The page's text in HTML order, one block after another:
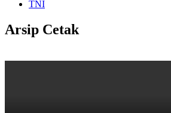
TNI
Arsip Cetak